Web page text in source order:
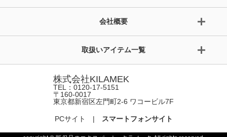
会社概要
取扱いアイテム一覧
株式会社KILAMEK
TEL：0120-17-5151
〒160-0017
東京都新宿区左門町2-6 ワコービル7F
PCサイト | スマートフォンサイト